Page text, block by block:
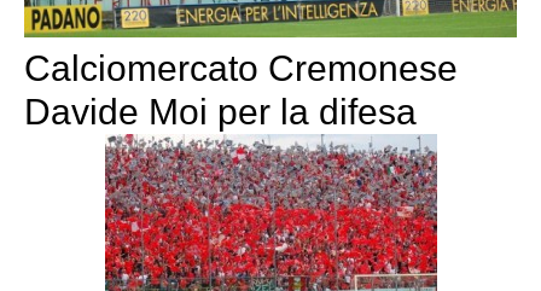
Calciomercato Cremonese
Davide Moi per la difesa